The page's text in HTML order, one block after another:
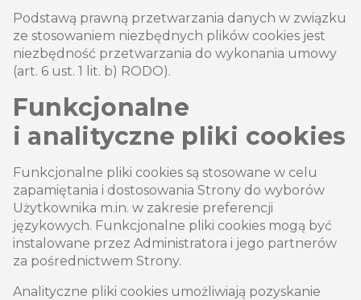
Podstawą prawną przetwarzania danych w związku
ze stosowaniem niezbędnych plików cookies jest
niezbędność przetwarzania do wykonania umowy
(art. 6 ust. 1 lit. b) RODO).
Funkcjonalne
i analityczne pliki cookies
Funkcjonalne pliki cookies są stosowane w celu
zapamiętania i dostosowania Strony do wyborów
Użytkownika m.in. w zakresie preferencji
językowych. Funkcjonalne pliki cookies mogą być
instalowane przez Administratora i jego partnerów
za pośrednictwem Strony.
Analityczne pliki cookies umożliwiają pozyskanie